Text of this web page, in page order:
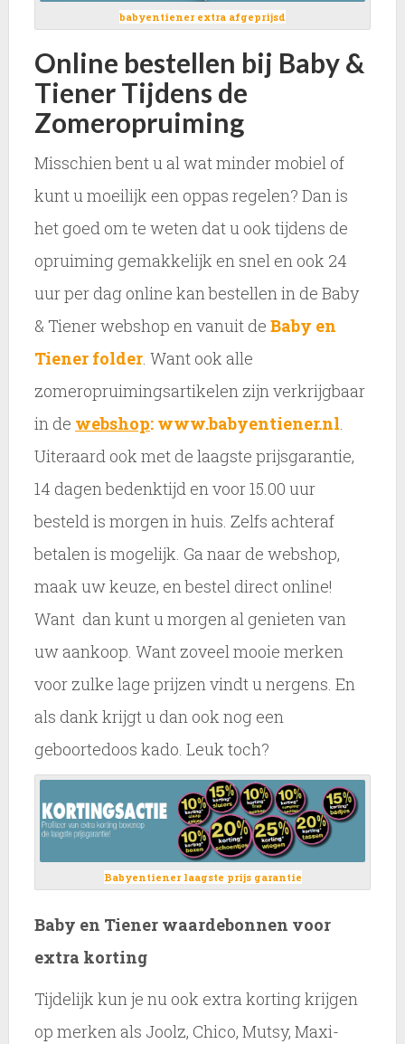
babyentiener extra afgeprijsd
Online bestellen bij Baby &
Tiener Tijdens de
Zomeropruiming
Misschien bent u al wat minder mobiel of
kunt u moeilijk een oppas regelen? Dan is
het goed om te weten dat u ook tijdens de
opruiming gemakkelijk en snel en ook 24
uur per dag online kan bestellen in de Baby
& Tiener webshop en vanuit de Baby en
Tiener folder . Want ook alle
zomeropruimingsartikelen zijn verkrijgbaar
in de webshop: www.babyentiener.nl
Uiteraard ook met de laagste prijsgarantie,
14 dagen bedenktijd en voor 15.00 uur
besteld is morgen in huis. Zelfs achteraf
betalen is mogelijk. Ga naar de webshop,
maak uw keuze, en bestel direct online!
Want dan kunt u morgen al genieten van
uw aankoop. Want zoveel mooie merken
voor zulke lage prijzen vindt u nergens. En
als dank krijgt u dan ook nog een
geboortedoos kado. Leuk toch?
Babyentiener laagste prijs garantie
Baby en Tiener waardebonnen voor
extra korting
Tijdelijk kun je nu ook extra korting krijgen
op merken als Joolz, Chico, Mutsy, Maxi-